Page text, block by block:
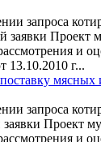
запроса
заявки Проект
и
13.10.2010 г...
запроса
Проект
и